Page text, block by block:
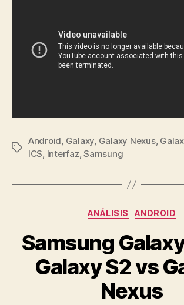
Etiquetas
Android, Galaxy, Galaxy Nexus,
ICS, Interfaz,Samsung
Categorías
ANÁLISIS ANDROID
Samsung
Galaxy S2 vs
Nexus